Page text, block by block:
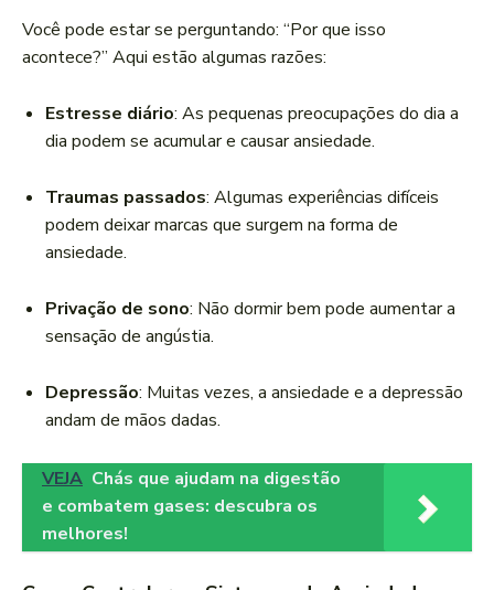
Você pode estar se perguntando: “Por que isso
acontece?” Aqui estão algumas razões:
Estresse diário: As pequenas preocupações do dia a
dia podem se acumular e causar ansiedade.
Traumas passados: Algumas experiências difíceis
podem deixar marcas que surgem na forma de
ansiedade.
Privação de sono: Não dormir bem pode aumentar a
sensação de angústia.
Depressão: Muitas vezes, a ansiedade e a depressão
andam de mãos dadas.
VEJA Chás que ajudam na digestão
e combatem gases: descubra os
melhores!